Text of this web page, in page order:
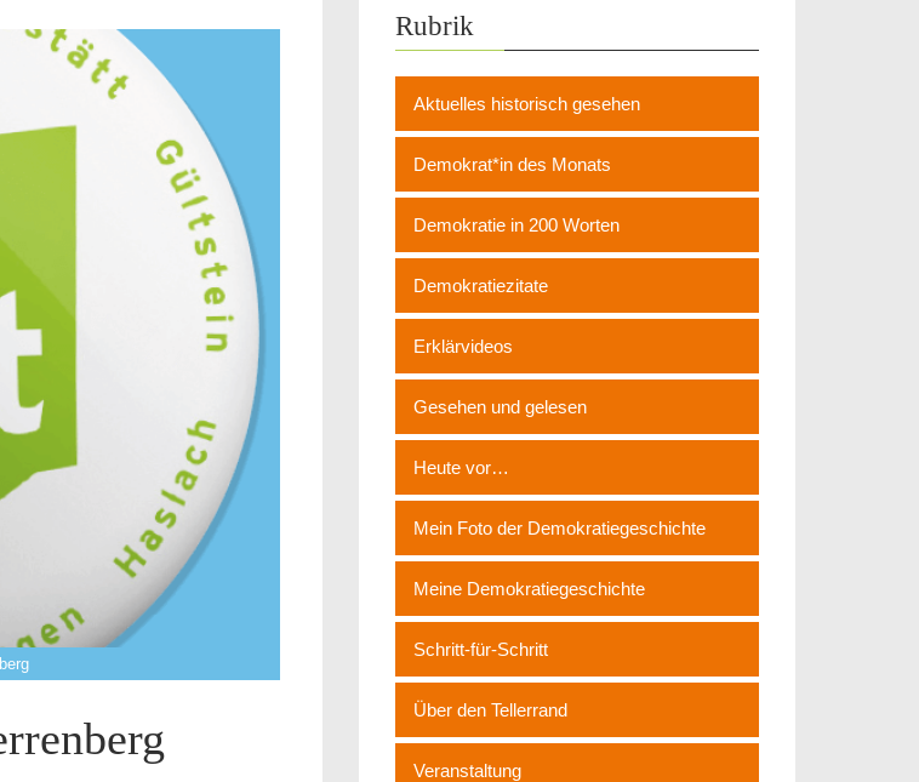
Rubrik
Aktuelles historisch gesehen
Demokrat*in des Monats
Demokratie in 200 Worten
Demokratiezitate
Erklärvideos
Gesehen und gelesen
Heute vor…
Mein Foto der Demokratiegeschichte
Meine Demokratiegeschichte
Schritt-für-Schritt
Über den Tellerrand
Veranstaltung